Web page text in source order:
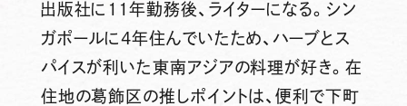
出版社に11年勤務後、ライターになる。シン
ガポールに4年住んでいたため、ハーブとス
パイスが利いた東南アジアの料理が好き。在
住地の葛飾区の推しポイントは、便利で下町